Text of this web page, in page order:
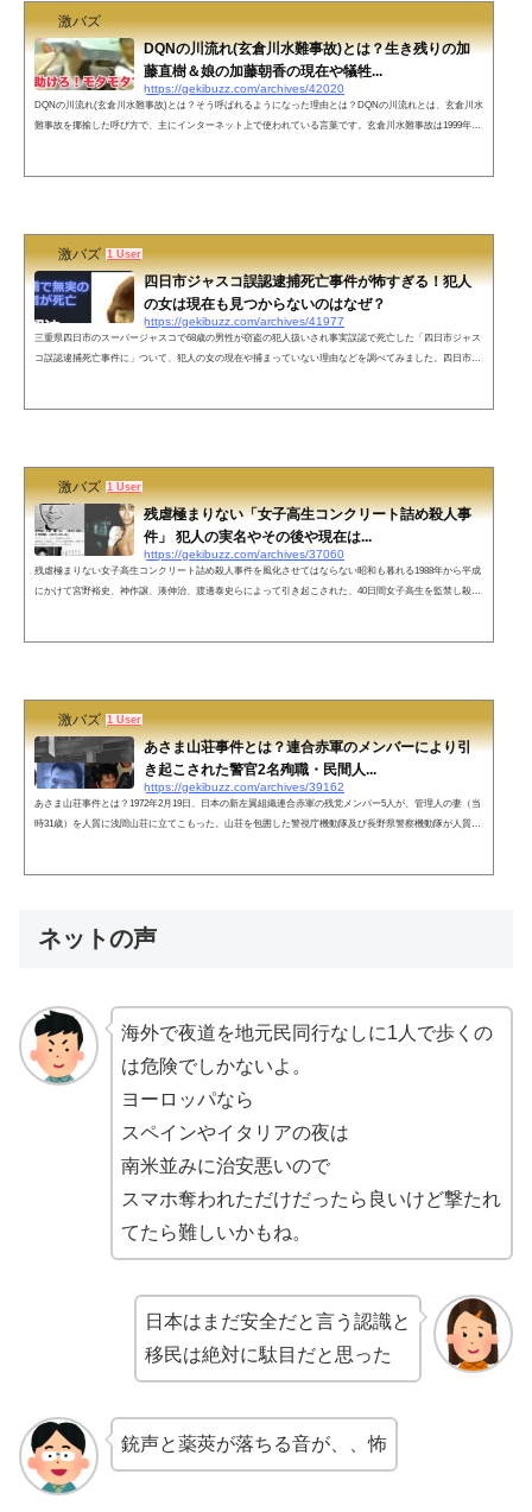
激バズ
DQNの川流れ(玄倉川水難事故)とは？生き残りの加
藤直樹＆娘の加藤朝香の現在や犠牲...
https://gekibuzz.com/archives/42020
DQNの川流れ(玄倉川水難事故)とは？そう呼ばれるようになった理由とは？DQNの川流れとは、玄倉川水
難事故を揶揄した呼び方で、主にインターネット上で使われている言葉です。玄倉川水難事故は1999年8
激バズ 1 User
四日市ジャスコ誤認逮捕死亡事件が怖すぎる！犯人
の女は現在も見つからないのはなぜ？
https://gekibuzz.com/archives/41977
三重県四日市のスーパージャスコで68歳の男性が窃盗の犯人扱いされ事実誤認で死亡した「四日市ジャス
コ誤認逮捕死亡事件に」ついて、犯人の女の現在や捕まっていない理由などを調べてみました。四日市ジ
激バズ 1 User
残虐極まりない「女子高生コンクリート詰め殺人事
件」 犯人の実名やその後や現在は...
https://gekibuzz.com/archives/37060
残虐極まりない女子高生コンクリート詰め殺人事件を風化させてはならない昭和も暮れる1988年から平成
にかけて宮野裕史、神作譲、湊伸治、渡邊泰史らによって引き起こされた、40日間女子高生を監禁し殺害
激バズ 1 User
あさま山荘事件とは？連合赤軍のメンバーにより引
き起こされた警官2名殉職・民間人...
https://gekibuzz.com/archives/39162
あさま山荘事件とは？1972年2月19日、日本の新左翼組織連合赤軍の残党メンバー5人が、管理人の妻（当
時31歳）を人質に浅間山荘に立てこもった。山荘を包囲した警視庁機動隊及び長野県警察機動隊が人質救
ネットの声
海外で夜道を地元民同行なしに1人で歩くの
は危険でしかないよ。
ヨーロッパなら
スペインやイタリアの夜は
南米並みに治安悪いので
スマホ奪われただけだったら良いけど撃たれ
てたら難しいかもね。
日本はまだ安全だと言う認識と
移民は絶対に駄目だと思った
銃声と薬莢が落ちる音が、、怖